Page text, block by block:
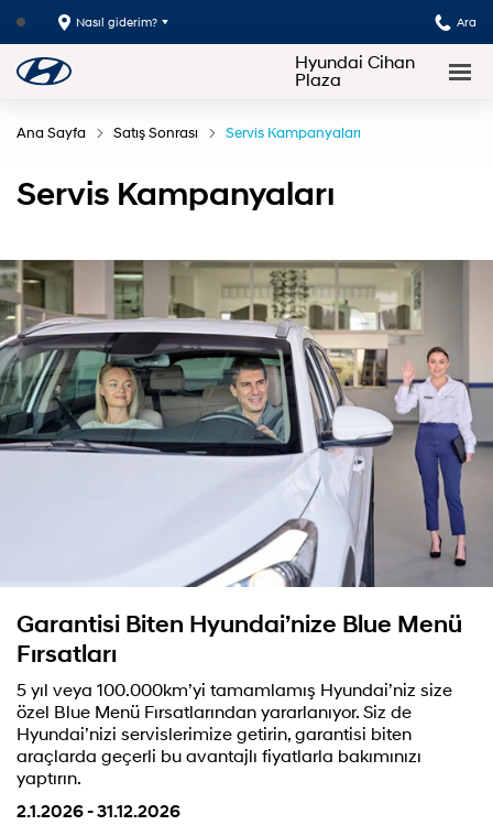
Nasıl giderim? Ara
Hyundai Cihan
Plaza
Ana Sayfa Satış Sonrası Servis Kampanyaları
Servis Kampanyaları
Garantisi Biten Hyundai’nize Blue Menü
Fırsatları
5 yıl veya 100.000km’yi tamamlamış Hyundai’niz size
özel Blue Menü Fırsatlarından yararlanıyor. Siz de
Hyundai’nizi servislerimize getirin, garantisi biten
araçlarda geçerli bu avantajlı fiyatlarla bakımınızı
yaptırın.
2.1.2026 - 31.12.2026